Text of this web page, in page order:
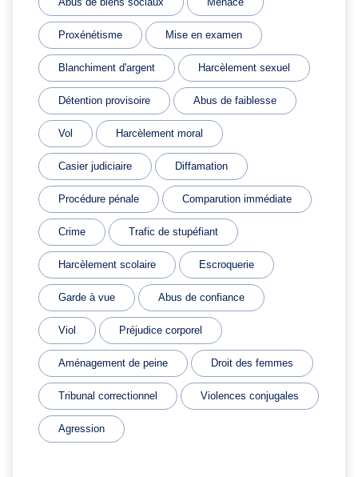
Proxénétisme Mise en examen
Blanchiment d'argent Harcèlement sexuel
Détention provisoire Abus de faiblesse
Vol Harcèlement moral
Casier judiciaire Diffamation
Procédure pénale Comparution immédiate
Crime Trafic de stupéfiant
Harcèlement scolaire Escroquerie
Garde à vue Abus de confiance
Viol Préjudice corporel
Aménagement de peine Droit des femmes
Tribunal correctionnel Violences conjugales
Agression